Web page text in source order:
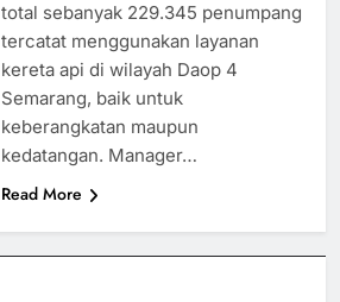
total sebanyak 229.345 penumpang
tercatat menggunakan layanan
kereta api di wilayah Daop 4
Semarang, baik untuk
keberangkatan maupun
kedatangan. Manager…
Read More